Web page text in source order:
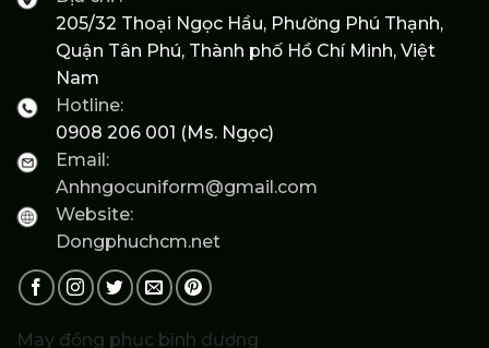
205/32 Thoại Ngọc Hầu, Phường Phú Thạnh,
Quận Tân Phú, Thành phố Hồ Chí Minh, Việt
Nam
Hotline:
0908 206 001 (Ms. Ngọc)
Email:
Anhngocuniform@gmail.com
Website:
Dongphuchcm.net
May đồng phục bình dương